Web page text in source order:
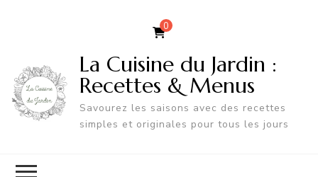
0
La Cuisine du Jardin :
Recettes & Menus
Savourez les saisons avec des recettes
simples et originales pour tous les jours